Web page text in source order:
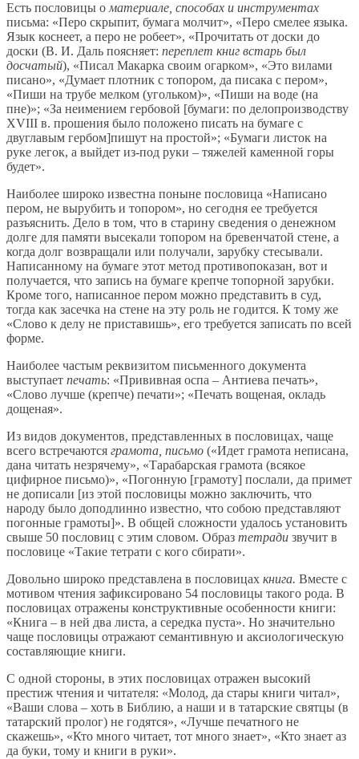
Есть пословицы оматериале, способах и инструментах
письма: «Перо скрыпит, бумага молчит», «Перо смелее языка.
Язык коснеет, а перо не робеет», «Прочитать от доски до
доски (В. И. Даль поясняет: переплет книг встарь был
досчатый), «Писал Макарка своим огарком», «Это вилами
писано», «Думает плотник с топором, да писака с пером»,
«Пиши на трубе мелком (угольком)», «Пиши на воде (на
пне)»; «За неимением гербовой [бумаги: по делопроизводству
XVIII в. прошения было положено писать на бумаге с
двуглавым гербом]пишут на простой»; «Бумаги листок на
руке легок, а выйдет из-под руки – тяжелей каменной горы
будет».
Наиболее широко известна поныне пословица «Написано
пером, не вырубить и топором», но сегодня ее требуется
разъяснить. Дело в том, что в старину сведения о денежном
долге для памяти высекали топором на бревенчатой стене, а
когда долг возвращали или получали, зарубку стесывали.
Написанному на бумаге этот метод противопоказан, вот и
получается, что запись на бумаге крепче топорной зарубки.
Кроме того, написанное пером можно представить в суд,
тогда как засечка на стене на эту роль не годится. К тому же
«Слово к делу не приставишь», его требуется записать по всей
форме.
Наиболее частым реквизитом письменного документа
выступает печать: «Прививная оспа – Антиева печать»,
«Слово лучше (крепче) печати»; «Печать вощеная, окладь
дощеная».
Из видов документов, представленных в пословицах, чаще
всего встречаются грамота, письмо («Идет грамота неписана,
дана читать незрячему», «Тарабарская грамота (всякое
цифирное письмо)», «Погонную [грамоту] послали, да примет
не дописали [из этой пословицы можно заключить, что
народу было доподлинно известно, что собою представляют
погонные грамоты]». В общей сложности удалось установить
свыше 50 пословиц с этим словом. Образ тетради звучит в
пословице «Такие тетрати с кого сбирати».
Довольно широко представлена в пословицах книга. Вместе с
мотивом чтения зафиксировано 54 пословицы такого рода. В
пословицах отражены конструктивные особенности книги:
«Книга – в ней два листа, а середка пуста». Но значительно
чаще пословицы отражают семантивную и аксиологическую
составляющие книги.
С одной стороны, в этих пословицах отражен высокий
престиж чтения и читателя: «Молод, да стары книги читал»,
«Ваши слова – хоть в Библию, а наши и в татарские святцы (в
татарский пролог) не годятся», «Лучше печатного не
скажешь», «Кто много читает, тот много знает», «Кто знает аз
да буки, тому и книги в руки».